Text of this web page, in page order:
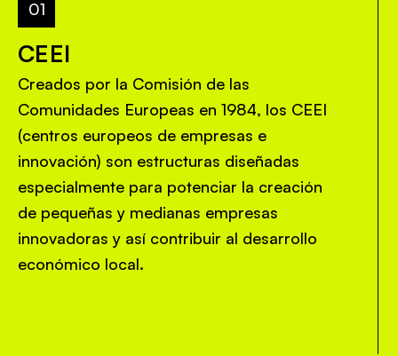
CEEI
Creados por la Comisión de las
Comunidades Europeas en 1984, los CEEI
(centros europeos de empresas e
innovación) son estructuras diseñadas
especialmente para potenciar la creación
de pequeñas y medianas empresas
innovadoras y así contribuir al desarrollo
económico local.